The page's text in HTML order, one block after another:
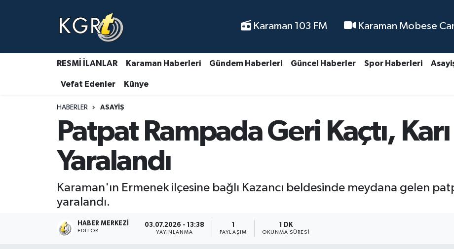
Karaman 103 FM Karaman Mobese
RESMİ İLANLAR Karaman Haberleri Gündem Haberleri Güncel Haberler Spor Haberleri
Vefat Edenler Künye
HABERLER ASAYIŞ
Patpat Rampada Geri Kaçtı,
Yaralandı
Karaman'ın Ermenek ilçesine bağlı Kazancı beldesinde meydana gelen
yaralandı.
HABER MERKEZI
EDITÖR
03.07.2026 - 13:38
YAYINLANMA
1
PAYLAŞIM
1 DK
OKUNMA SÜRESI
Karaman Haberleri
Gündem Haberleri
Güncel Haberler
Asayiş Haberleri
Ulusal Haberler
Vefat Edenler